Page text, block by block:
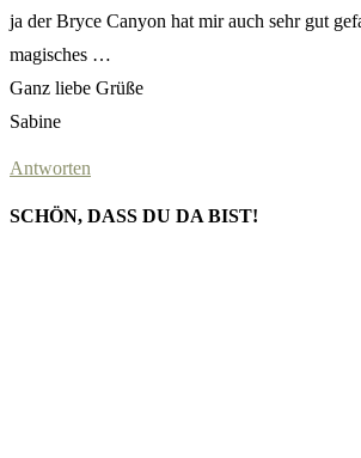
ja der Bryce Canyon hat mir auch sehr gut
magisches …
Ganz liebe Grüße
Sabine
Antworten
SCHÖN, DASS DU DA BIST!